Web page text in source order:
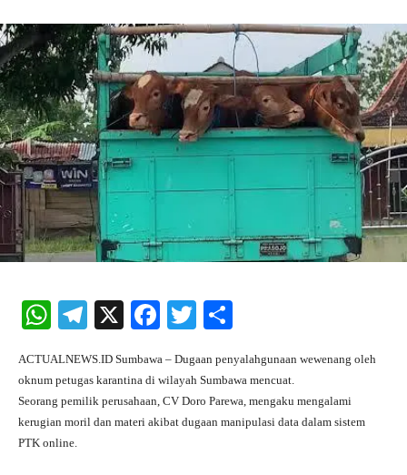
W
ts
A
pp
Te
gr
a
m
X
Fa
bo
ok
T
tte
r
re
ACTUALNEWS.ID Sumbawa – Dugaan penyalahgunaan wewenang oleh
oknum petugas karantina di wilayah Sumbawa mencuat.
Seorang pemilik perusahaan, CV Doro Parewa, mengaku mengalami
kerugian moril dan materi akibat dugaan manipulasi data dalam sistem
PTK online.